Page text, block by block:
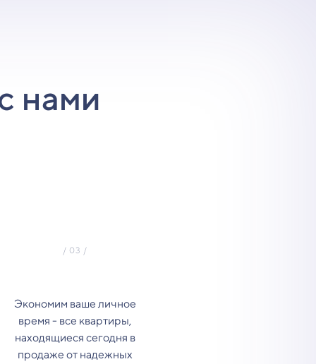
нами
Экономим ваше личное
время - все квартиры,
находящиеся сегодня в
продаже от надежных